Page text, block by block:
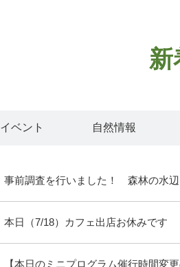
新
イベント 自然情報
事前調査を行いました！ 森林の水
本日（7/18）カフェ出店お休みです
【本日のミニプログラム催行時間変更